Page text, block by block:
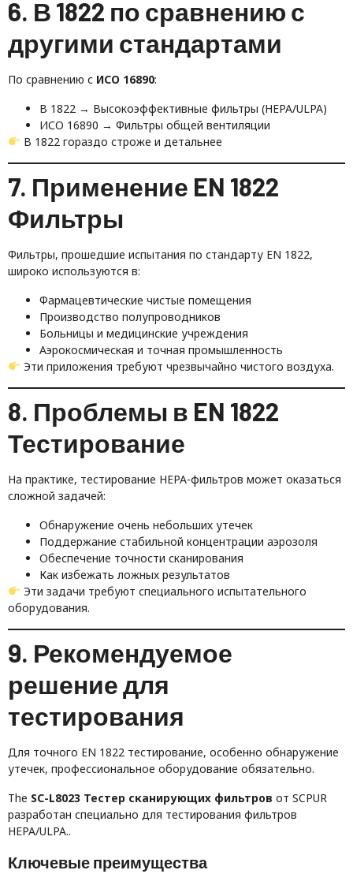
6. В 1822 по сравнению с
другими стандартами
По сравнению с ИСО 16890:
В 1822 → Высокоэффективные фильтры (HEPA/ULPA)
ИСО 16890 → Фильтры общей вентиляции
В 1822 гораздо строже и детальнее
7. Применение EN 1822
Фильтры
Фильтры, прошедшие испытания по стандарту EN 1822,
широко используются в:
Фармацевтические чистые помещения
Производство полупроводников
Больницы и медицинские учреждения
Аэрокосмическая и точная промышленность
Эти приложения требуют чрезвычайно чистого воздуха.
8. Проблемы в EN 1822
Тестирование
На практике, тестирование HEPA-фильтров может оказаться
сложной задачей:
Обнаружение очень небольших утечек
Поддержание стабильной концентрации аэрозоля
Обеспечение точности сканирования
Как избежать ложных результатов
Эти задачи требуют специального испытательного
оборудования.
9. Рекомендуемое
решение для
тестирования
Для точного EN 1822 тестирование, особенно обнаружение
утечек, профессиональное оборудование обязательно.
The SC-L8023 Тестер сканирующих фильтров от SCPUR
разработан специально для тестирования фильтров
HEPA/ULPA..
Ключевые преимущества